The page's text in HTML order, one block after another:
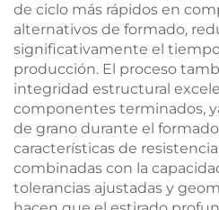
de ciclo más rápidos en
alternativos de formado,
significativamente el
producción. El proceso
integridad estructural
componentes terminados,
de grano durante el
características de
combinadas con la
tolerancias ajustadas y